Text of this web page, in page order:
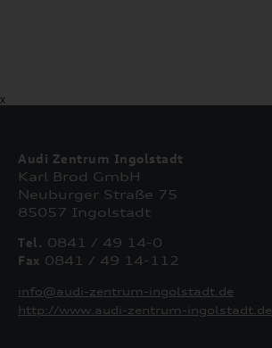
X
Audi Zentrum Ingolstadt
Karl Brod GmbH
Neuburger Straße 75
85057 Ingolstadt
Tel. 0841 / 49 14-0
Fax 0841 / 49 14-112
info@audi-zentrum-ingolstadt.de
http://www.audi-zentrum-ingolstadt.de